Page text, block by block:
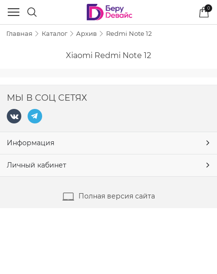
0
Главная Каталог Архив Redmi Note 12
Xiaomi Redmi Note 12
МЫ В СОЦ СЕТЯХ
Информация
Личный кабинет
Полная версия сайта